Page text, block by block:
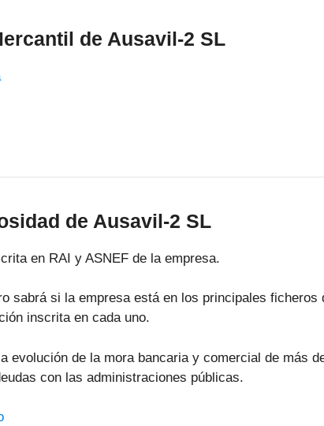
de Ausavil-2 SL
de Ausavil-2 SL
en RAI y ASNEF de la empresa.
sabrá si la empresa está en los principales ficheros
inscrita en cada uno.
evolución de la mora bancaria y comercial de más
con las administraciones públicas.